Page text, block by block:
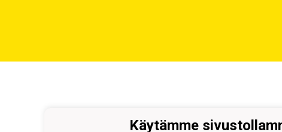
Käytämme